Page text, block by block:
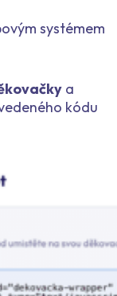
systémem
a
kódu